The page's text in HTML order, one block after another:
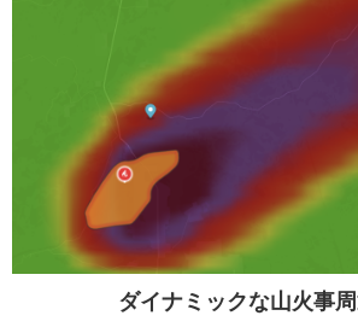
ダイナミックな山火事